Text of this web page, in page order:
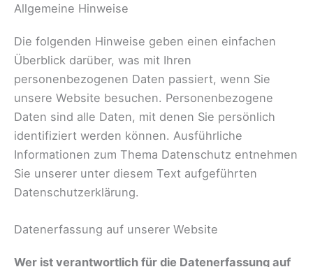
Allgemeine Hinweise
Die folgenden Hinweise geben einen einfachen
Überblick darüber, was mit Ihren
personenbezogenen Daten passiert, wenn Sie
unsere Website besuchen. Personenbezogene
Daten sind alle Daten, mit denen Sie persönlich
identifiziert werden können. Ausführliche
Informationen zum Thema Datenschutz entnehmen
Sie unserer unter diesem Text aufgeführten
Datenschutzerklärung.
Datenerfassung auf unserer Website
Wer ist verantwortlich für die Datenerfassung auf